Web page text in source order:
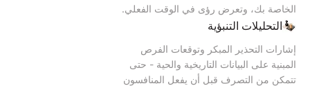
الخاصة بك، وتعرض رؤى في الوقت الفعلي.
التحليلات التنبؤية
إشارات التحذير المبكر وتوقعات الفرص
المبنية على البيانات التاريخية والحية - حتى
تتمكن من التصرف قبل أن يفعل المنافسون